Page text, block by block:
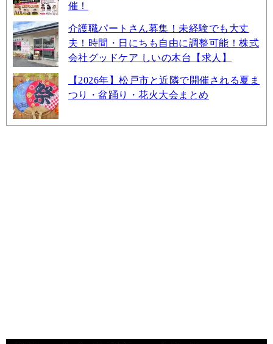
催！
介護職パートさん募集！未経験でも大丈
夫！時間・日にちも自由に調整可能！株式
会社グッドケア しいの木台【求人】
【2026年】松戸市と近隣で開催される夏ま
つり・盆踊り・花火大会まとめ